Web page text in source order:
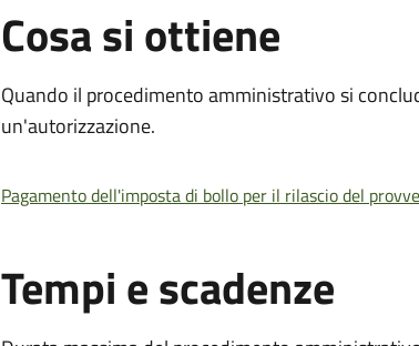
Cosa si ottiene
Quando il procedimento amministrativo si
un'autorizzazione.
Pagamento dell'imposta di bollo per il rilascio del
Tempi e scadenze